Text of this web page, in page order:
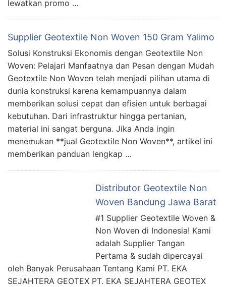
lewatkan promo …
Supplier Geotextile Non Woven 150 Gram Yalimo
Solusi Konstruksi Ekonomis dengan Geotextile Non
Woven: Pelajari Manfaatnya dan Pesan dengan Mudah
Geotextile Non Woven telah menjadi pilihan utama di
dunia konstruksi karena kemampuannya dalam
memberikan solusi cepat dan efisien untuk berbagai
kebutuhan. Dari infrastruktur hingga pertanian,
material ini sangat berguna. Jika Anda ingin
menemukan **jual Geotextile Non Woven**, artikel ini
memberikan panduan lengkap …
Distributor Geotextile Non
Woven Bandung Jawa Barat
#1 Supplier Geotextile Woven &
Non Woven di Indonesia! Kami
adalah Supplier Tangan
Pertama & sudah dipercayai
oleh Banyak Perusahaan Tentang Kami PT. EKA
SEJAHTERA GEOTEX PT. EKA SEJAHTERA GEOTEX